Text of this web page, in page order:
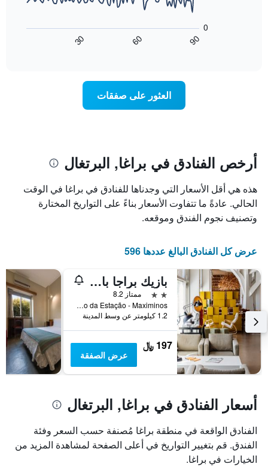
المخطط
1
Y
الذي
يعرض
متوسط
غرفة
في
عطلة
نهاية
هذا
الأسبوع
خلال
آخر
3
أيام
محور
الذي
يعرض
عدد
الأيام
الإقامة
يتضمن
المخطط
التالي
1
محور
Y
الذي
يعرض
متوسط
سعر
غرفة
90
60
30
0
العثور على صفقات
أرخص الفنادق في براغا, البرتغال
هذه هي أقل الأسعار التي وجدناها للفنادق في براغا في الوقت
الحالي. عادةً ما تتفاوت الأسعار بناءً على التواريخ المختارة
وتصنيف نجوم الفندق وموقعه.
عرض كل الفنادق البالغ عددها 596
بازيك براجا باي أكسيس
2 نجمتين
ممتاز 8.2
Largo da Estação - Maximinos, براغا, محافظة براغا, البرتغال
1.2 كيلومتر عن وسط المدينة
197 ﷼
عرض الصفقة
أسعار الفنادق في براغا, البرتغال
الفنادق الواقعة في منطقة براغا مُصنفة حسب السعر وفئة
الفندق. قم بتغيير التواريخ في أعلى الصفحة لمشاهدة المزيد من
الخيارات في براغا.